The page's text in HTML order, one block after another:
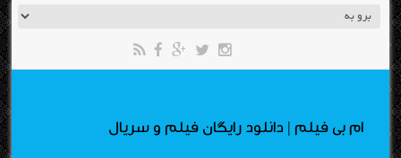
ام بی فیلم | دانلود رایگان فیلم و سریال